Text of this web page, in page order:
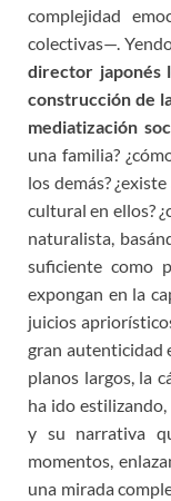
complejidad
colectivas—.
director japonés
construcción de
mediatización
una familia?
los demás?
cultural en ellos?
naturalista,
suficiente como
expongan en la
juicios
gran autenticidad
planos largos, la
ha ido
y su narrativa
momentos,
una mirada